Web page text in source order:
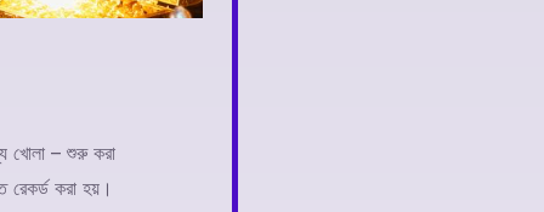
খোলা – শুরু করা
রেকর্ড করা হয়।